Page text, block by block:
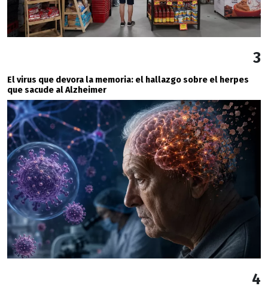
3
El virus que devora la memoria: el hallazgo sobre el herpes
que sacude al Alzheimer
4